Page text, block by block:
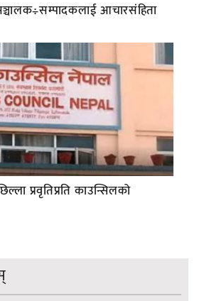
आचारसंहिता
प्रवृतिप्रति काउन्सिलको